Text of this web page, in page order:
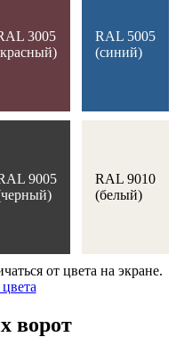
3005
RAL 5005
(синий)
9005
RAL 9010
(белый)
от цвета на экране.
ворот